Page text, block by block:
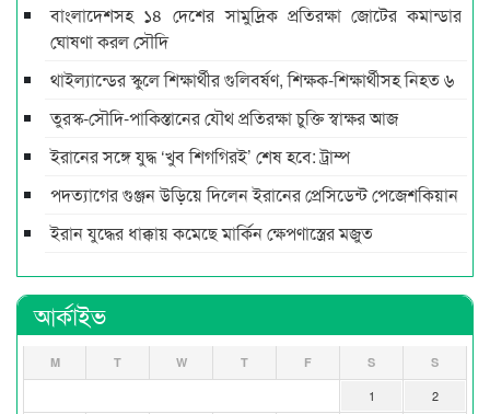
বাংলাদেশসহ ১৪ দেশের সামুদ্রিক প্রতিরক্ষা জোটের কমান্ডার
ঘোষণা করল সৌদি
থাইল্যান্ডের স্কুলে শিক্ষার্থীর গুলিবর্ষণ, শিক্ষক-শিক্ষার্থীসহ নিহত ৬
তুরস্ক-সৌদি-পাকিস্তানের যৌথ প্রতিরক্ষা চুক্তি স্বাক্ষর আজ
ইরানের সঙ্গে যুদ্ধ ‘খুব শিগগিরই’ শেষ হবে: ট্রাম্প
পদত্যাগের গুঞ্জন উড়িয়ে দিলেন ইরানের প্রেসিডেন্ট পেজেশকিয়ান
ইরান যুদ্ধের ধাক্কায় কমেছে মার্কিন ক্ষেপণাস্ত্রের মজুত
আর্কাইভ
M T W T F S S
1
2